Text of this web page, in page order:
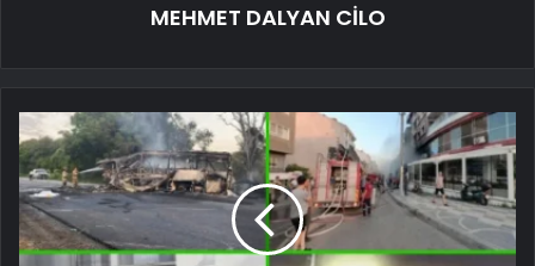
MEHMET DALYAN CİLO